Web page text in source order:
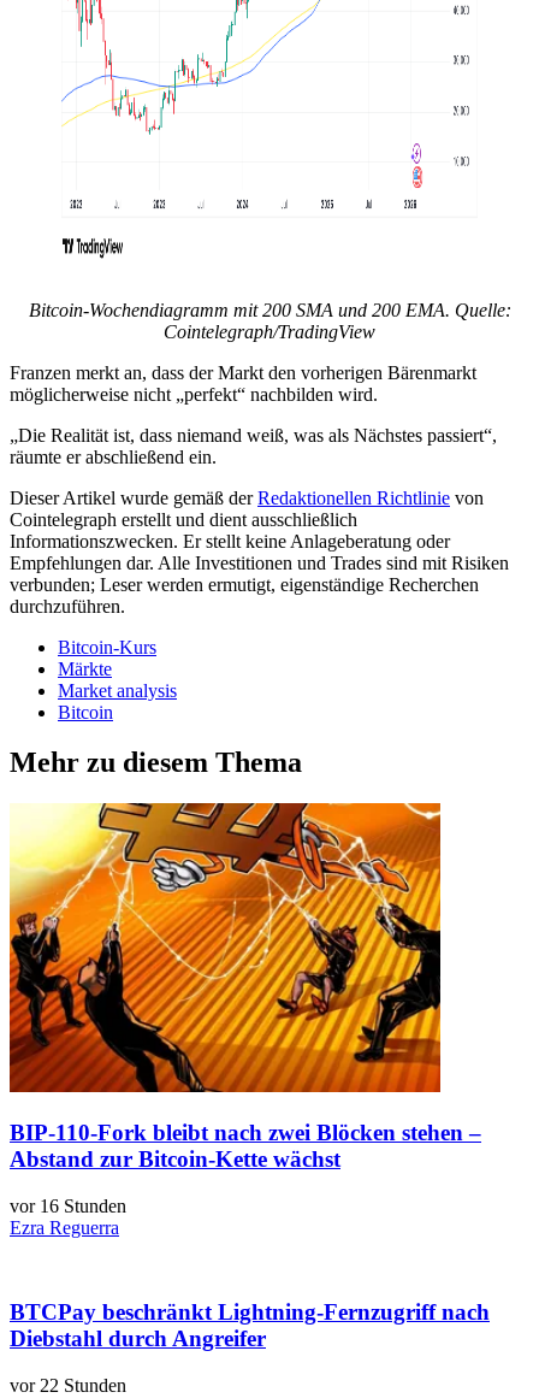
Bitcoin-Wochendiagramm mit 200 SMA und 200 EMA. Quelle:
Cointelegraph/TradingView
Franzen merkt an, dass der Markt den vorherigen Bärenmarkt
möglicherweise nicht „perfekt“ nachbilden wird.
„Die Realität ist, dass niemand weiß, was als Nächstes passiert“,
räumte er abschließend ein.
Dieser Artikel wurde gemäß derRedaktionellen Richtlinie von
Cointelegraph erstellt und dient ausschließlich
Informationszwecken. Er stellt keine Anlageberatung oder
Empfehlungen dar. Alle Investitionen und Trades sind mit Risiken
verbunden; Leser werden ermutigt, eigenständige Recherchen
durchzuführen.
Bitcoin-Kurs
Märkte
Market analysis
Bitcoin
Mehr zu diesem Thema
BIP-110-Fork bleibt nach zwei Blöcken stehen –
Abstand zur Bitcoin-Kette wächst
vor 16 Stunden
Ezra Reguerra
BTCPay beschränkt Lightning-Fernzugriff nach
Diebstahl durch Angreifer
vor 22 Stunden